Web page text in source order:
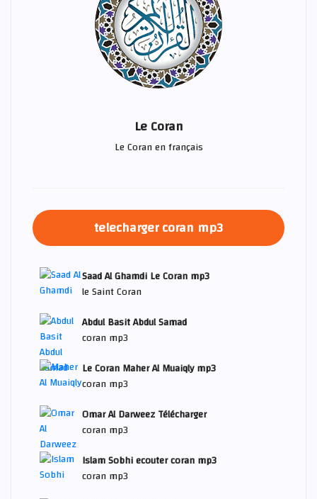
Le Coran
Le Coran en français
telecharger coran mp3
Saad Al Ghamdi Le Coran mp3
le Saint Coran
Abdul Basit Abdul Samad
coran mp3
Le Coran Maher Al Muaiqly mp3
coran mp3
Omar Al Darweez Télécharger
coran mp3
Islam Sobhi ecouter coran mp3
coran mp3